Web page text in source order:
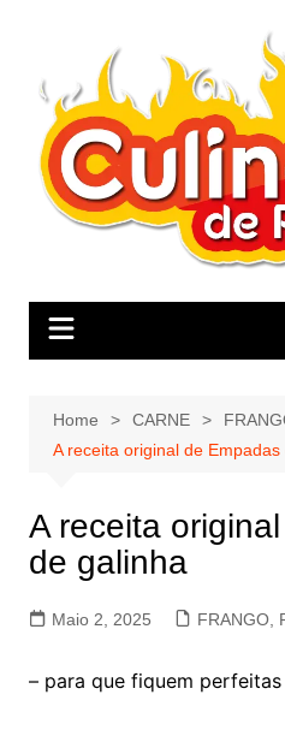
Home CARNE
A receita original de
A receita
de galinha
Maio 2, 2025 FRANGO,
– para que fiquem